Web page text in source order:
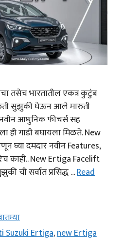
तसेच भारतातील एकत्र कुटुंब
सुझुकी घेऊन आले मारुती
आधुनिक फीचर्स सह
गाडी बघायला मिळते. New
घ्या दमदार नवीन Features,
काही.. New Ertiga Facelift
ची सर्वात प्रसिद्ध …Read
Suzuki Ertiga,new Ertiga